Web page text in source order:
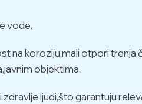
vode.
na koroziju,mali otpori
objektima.
ljudi,što garantuju